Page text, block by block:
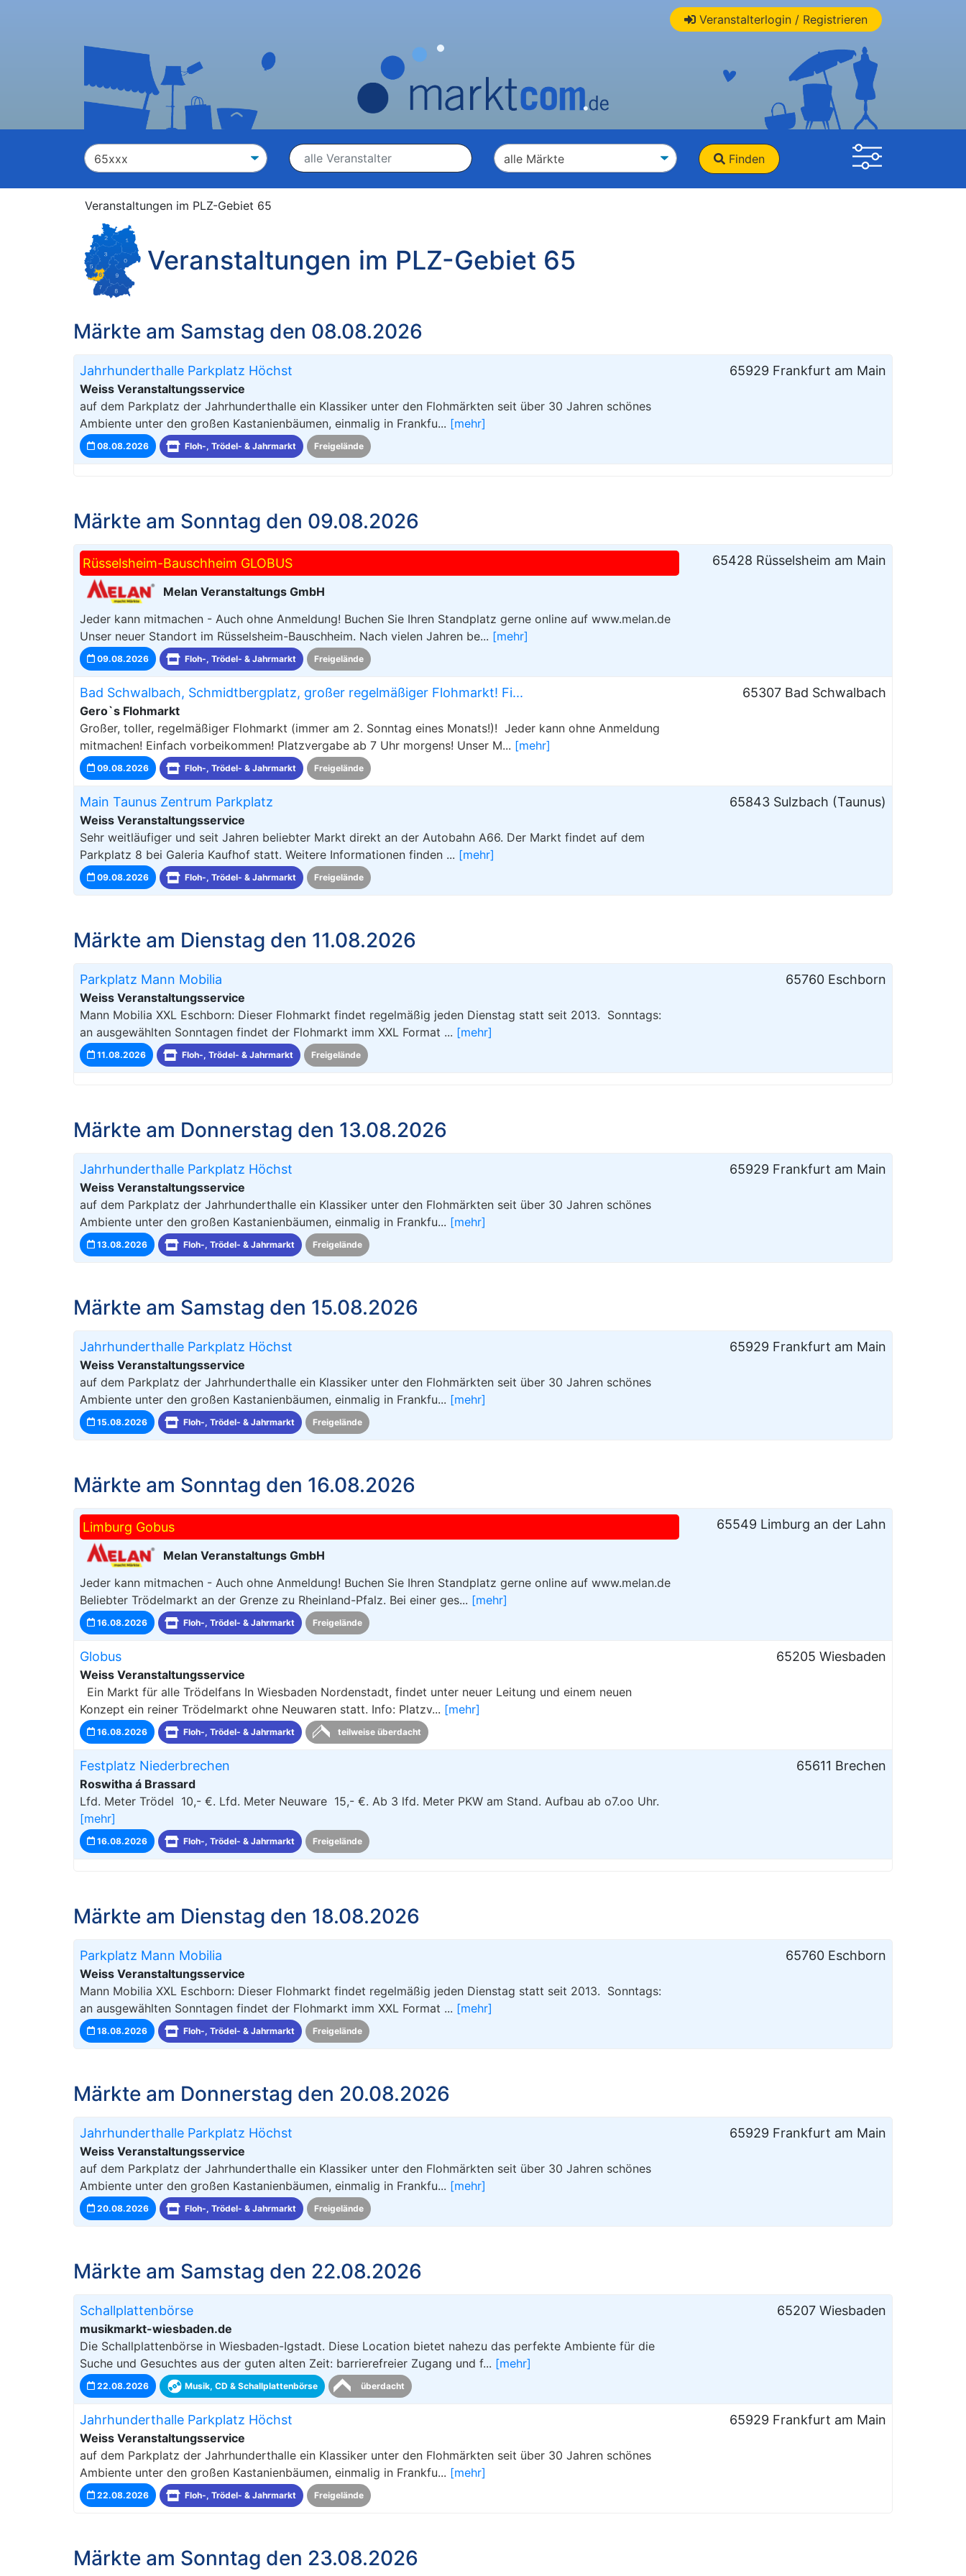
Veranstalterlogin / Registrieren
Finden
Veranstaltungen im PLZ-Gebiet 65
Veranstaltungen im PLZ-Gebiet 65
Märkte am Samstag den 08.08.2026
Jahrhunderthalle Parkplatz Höchst
Weiss Veranstaltungsservice
auf dem Parkplatz der Jahrhunderthalle ein Klassiker unter den Flohmärkten seit über 30 Jahren schönes
Ambiente unter den großen Kastanienbäumen, einmalig in Frankfu... [mehr]
65929 Frankfurt am Main
08.08.2026 Floh-, Trödel- & Jahrmarkt Freigelände
Märkte am Sonntag den 09.08.2026
Rüsselsheim-Bauschheim GLOBUS
Melan Veranstaltungs GmbH
Jeder kann mitmachen - Auch ohne Anmeldung! Buchen Sie Ihren Standplatz gerne online auf www.melan.de
Unser neuer Standort im Rüsselsheim-Bauschheim. Nach vielen Jahren be... [mehr]
65428 Rüsselsheim am Main
09.08.2026 Floh-, Trödel- & Jahrmarkt Freigelände
Bad Schwalbach, Schmidtbergplatz, großer regelmäßiger Flohmarkt! Fi...
Gero`s Flohmarkt
Großer, toller, regelmäßiger Flohmarkt (immer am 2. Sonntag eines Monats!)! Jeder kann ohne Anmeldung
mitmachen! Einfach vorbeikommen! Platzvergabe ab 7 Uhr morgens! Unser M... [mehr]
65307 Bad Schwalbach
09.08.2026 Floh-, Trödel- & Jahrmarkt Freigelände
Main Taunus Zentrum Parkplatz
Weiss Veranstaltungsservice
Sehr weitläufiger und seit Jahren beliebter Markt direkt an der Autobahn A66. Der Markt findet auf dem
Parkplatz 8 bei Galeria Kaufhof statt. Weitere Informationen finden ... [mehr]
65843 Sulzbach (Taunus)
09.08.2026 Floh-, Trödel- & Jahrmarkt Freigelände
Märkte am Dienstag den 11.08.2026
Parkplatz Mann Mobilia
Weiss Veranstaltungsservice
Mann Mobilia XXL Eschborn: Dieser Flohmarkt findet regelmäßig jeden Dienstag statt seit 2013. Sonntags:
an ausgewählten Sonntagen findet der Flohmarkt imm XXL Format ... [mehr]
65760 Eschborn
11.08.2026 Floh-, Trödel- & Jahrmarkt Freigelände
Märkte am Donnerstag den 13.08.2026
Jahrhunderthalle Parkplatz Höchst
Weiss Veranstaltungsservice
auf dem Parkplatz der Jahrhunderthalle ein Klassiker unter den Flohmärkten seit über 30 Jahren schönes
Ambiente unter den großen Kastanienbäumen, einmalig in Frankfu... [mehr]
65929 Frankfurt am Main
13.08.2026 Floh-, Trödel- & Jahrmarkt Freigelände
Märkte am Samstag den 15.08.2026
Jahrhunderthalle Parkplatz Höchst
Weiss Veranstaltungsservice
auf dem Parkplatz der Jahrhunderthalle ein Klassiker unter den Flohmärkten seit über 30 Jahren schönes
Ambiente unter den großen Kastanienbäumen, einmalig in Frankfu... [mehr]
65929 Frankfurt am Main
15.08.2026 Floh-, Trödel- & Jahrmarkt Freigelände
Märkte am Sonntag den 16.08.2026
Limburg Gobus
Melan Veranstaltungs GmbH
Jeder kann mitmachen - Auch ohne Anmeldung! Buchen Sie Ihren Standplatz gerne online auf www.melan.de
Beliebter Trödelmarkt an der Grenze zu Rheinland-Pfalz. Bei einer ges... [mehr]
65549 Limburg an der Lahn
16.08.2026 Floh-, Trödel- & Jahrmarkt Freigelände
Globus
Weiss Veranstaltungsservice
Ein Markt für alle Trödelfans In Wiesbaden Nordenstadt, findet unter neuer Leitung und einem neuen
Konzept ein reiner Trödelmarkt ohne Neuwaren statt. Info: Platzv... [mehr]
65205 Wiesbaden
16.08.2026 Floh-, Trödel- & Jahrmarkt teilweise überdacht
Festplatz Niederbrechen
Roswitha á Brassard
Lfd. Meter Trödel 10,- €. Lfd. Meter Neuware 15,- €. Ab 3 lfd. Meter PKW am Stand. Aufbau ab o7.oo Uhr.
[mehr]
65611 Brechen
16.08.2026 Floh-, Trödel- & Jahrmarkt Freigelände
Märkte am Dienstag den 18.08.2026
Parkplatz Mann Mobilia
Weiss Veranstaltungsservice
Mann Mobilia XXL Eschborn: Dieser Flohmarkt findet regelmäßig jeden Dienstag statt seit 2013. Sonntags:
an ausgewählten Sonntagen findet der Flohmarkt imm XXL Format ... [mehr]
65760 Eschborn
18.08.2026 Floh-, Trödel- & Jahrmarkt Freigelände
Märkte am Donnerstag den 20.08.2026
Jahrhunderthalle Parkplatz Höchst
Weiss Veranstaltungsservice
auf dem Parkplatz der Jahrhunderthalle ein Klassiker unter den Flohmärkten seit über 30 Jahren schönes
Ambiente unter den großen Kastanienbäumen, einmalig in Frankfu... [mehr]
65929 Frankfurt am Main
20.08.2026 Floh-, Trödel- & Jahrmarkt Freigelände
Märkte am Samstag den 22.08.2026
Schallplattenbörse
musikmarkt-wiesbaden.de
Die Schallplattenbörse in Wiesbaden-Igstadt. Diese Location bietet nahezu das perfekte Ambiente für die
Suche und Gesuchtes aus der guten alten Zeit: barrierefreier Zugang und f... [mehr]
65207 Wiesbaden
22.08.2026 Musik, CD & Schallplattenbörse überdacht
Jahrhunderthalle Parkplatz Höchst
Weiss Veranstaltungsservice
auf dem Parkplatz der Jahrhunderthalle ein Klassiker unter den Flohmärkten seit über 30 Jahren schönes
Ambiente unter den großen Kastanienbäumen, einmalig in Frankfu... [mehr]
65929 Frankfurt am Main
22.08.2026 Floh-, Trödel- & Jahrmarkt Freigelände
Märkte am Sonntag den 23.08.2026